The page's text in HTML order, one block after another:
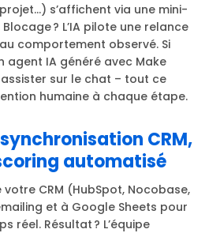
s’affichent via une mini-
? L’IA pilote une relance
comportement observé. Si
agent IA généré avec Make
sur le chat – tout ce
humaine à chaque étape.
CRM,
automatisé
CRM (HubSpot, Nocobase,
et à Google Sheets pour
réel. Résultat ? L’équipe